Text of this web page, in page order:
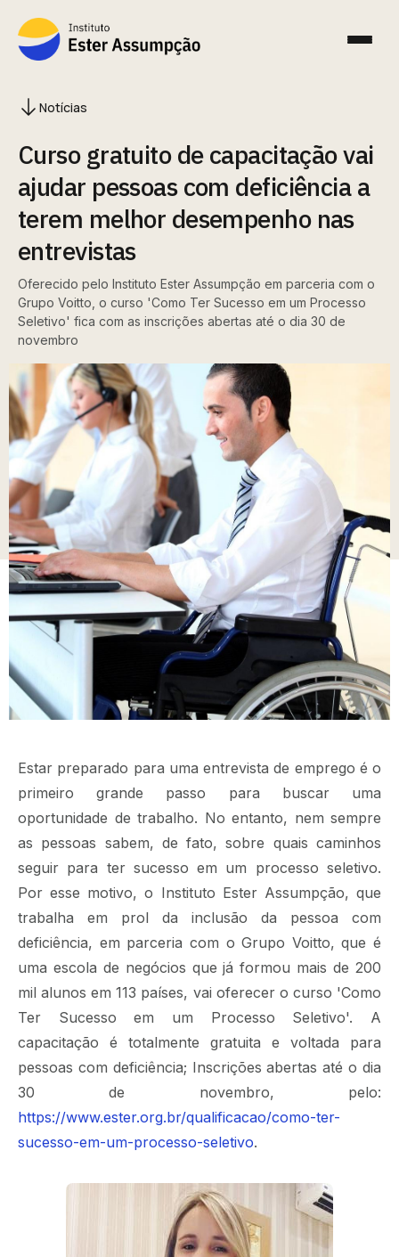
Curso gratuito de capacitação vai
ajudar pessoas com deficiência a
terem melhor desempenho nas
entrevistas
Oferecido pelo Instituto Ester Assumpção em parceria com o
Grupo Voitto, o curso 'Como Ter Sucesso em um Processo
Seletivo' fica com as inscrições abertas até o dia 30 de
novembro
Notícias
Estar preparado para uma entrevista de emprego é o
primeiro grande passo para buscar uma
oportunidade de trabalho. No entanto, nem sempre
as pessoas sabem, de fato, sobre quais caminhos
seguir para ter sucesso em um processo seletivo.
Por esse motivo, o Instituto Ester Assumpção, que
trabalha em prol da inclusão da pessoa com
deficiência, em parceria com o Grupo Voitto, que é
uma escola de negócios que já formou mais de 200
mil alunos em 113 países, vai oferecer o curso 'Como
Ter Sucesso em um Processo Seletivo'. A
capacitação é totalmente gratuita e voltada para
pessoas com deficiência; Inscrições abertas até o dia
30 de novembro, pelo:
https://www.ester.org.br/qualificacao/como-ter-
sucesso-em-um-processo-seletivo.